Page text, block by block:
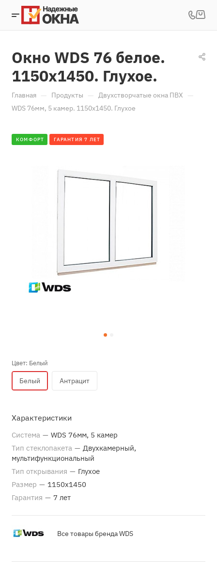
Окно WDS 76 белое.
1150х1450. Глухое.
Главная — Продукты — Двухстворчатые окна ПВХ —
WDS 76мм, 5 камер. 1150х1450. Глухое
КОМФОРТ ГАРАНТИЯ 7 ЛЕТ
Цвет: Белый
Белый Антрацит
Характеристики
Система — WDS 76мм, 5 камер
Тип стеклопакета — Двухкамерный,
мультифункциональный
Тип открывания — Глухое
Размер — 1150х1450
Гарантия — 7 лет
Все товары бренда WDS